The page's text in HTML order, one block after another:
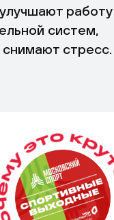
работу
систем,
снимают стресс.